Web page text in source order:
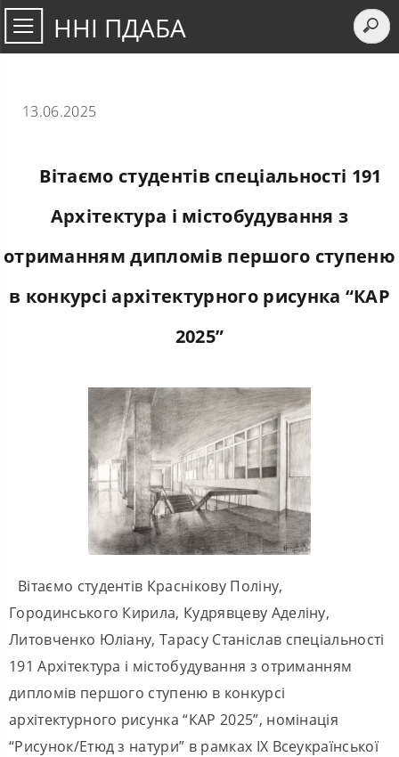
ННІ ПДАБА
13.06.2025
Вітаємо студентів спеціальності 191
Архітектура і містобудування з
отриманням дипломів першого ступеню
в конкурсі архітектурного рисунка “КАР
2025”
Вітаємо студентів Краснікову Поліну,
Городинського Кирила, Кудрявцеву Аделіну,
Литовченко Юліану, Тарасу Станіслав спеціальності
191 Архітектура і містобудування з отриманням
дипломів першого ступеню в конкурсі
архітектурного рисунка “КАР 2025”, номінація
“Рисунок/Етюд з натури” в рамках ІХ Всеукраїнської